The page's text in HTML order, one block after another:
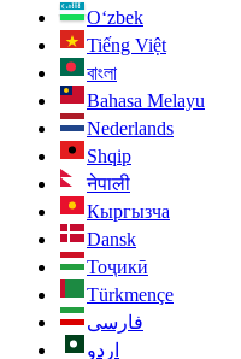
O‘zbek
Tiếng Việt
বাংলা
Bahasa Melayu
Nederlands
Shqip
नेपाली
Кыргызча
Dansk
Тоҷикӣ
Türkmençe
فارسی
اردو